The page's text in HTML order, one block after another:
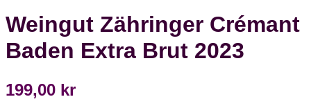
Weingut Zähringer Crémant
Baden Extra Brut 2023
199,00 kr